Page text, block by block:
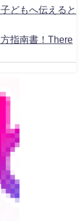
どもへ伝えると
指南書！There